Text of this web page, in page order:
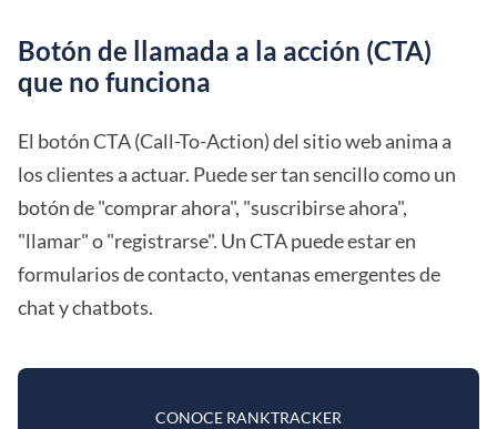
Botón de llamada a la acción (CTA)
que no funciona
El botón CTA (Call-To-Action) del sitio web anima a
los clientes a actuar. Puede ser tan sencillo como un
botón de "comprar ahora", "suscribirse ahora",
"llamar" o "registrarse". Un CTA puede estar en
formularios de contacto, ventanas emergentes de
chat y chatbots.
CONOCE RANKTRACKER